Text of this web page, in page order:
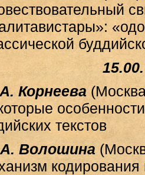
Корнеева
текстов
Волошина
кодирования